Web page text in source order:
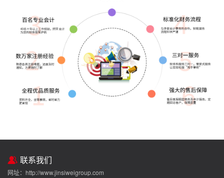
联系我们
网址：http://www.jinsiweigroup.com